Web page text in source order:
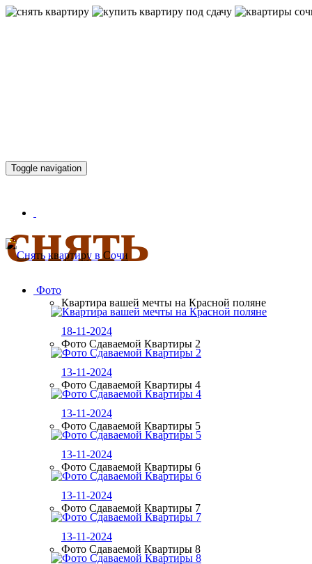
снять
Toggle navigation
Фото
Квартира вашей мечты на Красной поляне
18-11-2024
Фото Сдаваемой Квартиры 2
13-11-2024
Фото Сдаваемой Квартиры 4
13-11-2024
Фото Сдаваемой Квартиры 5
13-11-2024
Фото Сдаваемой Квартиры 6
13-11-2024
Фото Сдаваемой Квартиры 7
13-11-2024
Фото Сдаваемой Квартиры 8